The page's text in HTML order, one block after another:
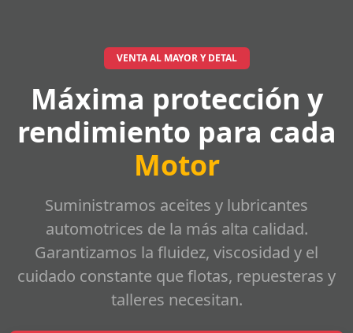
VENTA AL MAYOR Y DETAL
Máxima protección y
rendimiento para cada
Motor
Suministramos aceites y lubricantes
automotrices de la más alta calidad.
Garantizamos la fluidez, viscosidad y el
cuidado constante que flotas, repuesteras y
talleres necesitan.